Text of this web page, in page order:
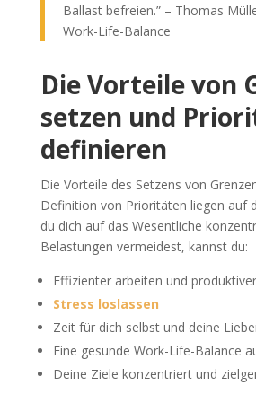
Ballast befreien.” – Thomas
Work-Life-Balance
Die Vorteile von
setzen und
definieren
Die Vorteile des Setzens von
Definition von Prioritäten liegen auf
du dich auf das Wesentliche
Belastungen vermeidest, kannst du:
Effizienter arbeiten und
Stress loslassen
Zeit für dich selbst und deine
Eine gesunde Work-Life-Balance
Deine Ziele konzentriert und